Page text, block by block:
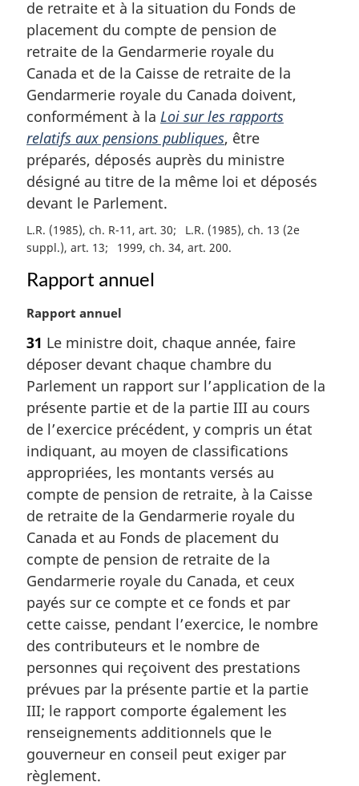
r
g
i
n
a
e
:
de retraite et à la situation du Fonds de
placement du compte de pension de
retraite de la Gendarmerie royale du
Canada et de la Caisse de retraite de la
Gendarmerie royale du Canada doivent,
conformément à la Loi sur les rapports
relatifs aux pensions publiques, être
préparés, déposés auprès du ministre
désigné au titre de la même loi et déposés
devant le Parlement.
L.R. (1985), ch. R-11, art. 30
L.R. (1985), ch. 13 (2e
suppl.), art. 13
1999, ch. 34, art. 200
Rapport annuel
N
t
e
m
a
r
g
i
n
a
e
:
Rapport annuel
31 Le ministre doit, chaque année, faire
déposer devant chaque chambre du
Parlement un rapport sur l’application de la
présente partie et de la partie III au cours
de l’exercice précédent, y compris un état
indiquant, au moyen de classifications
appropriées, les montants versés au
compte de pension de retraite, à la Caisse
de retraite de la Gendarmerie royale du
Canada et au Fonds de placement du
compte de pension de retraite de la
Gendarmerie royale du Canada, et ceux
payés sur ce compte et ce fonds et par
cette caisse, pendant l’exercice, le nombre
des contributeurs et le nombre de
personnes qui reçoivent des prestations
prévues par la présente partie et la partie
III; le rapport comporte également les
renseignements additionnels que le
gouverneur en conseil peut exiger par
règlement.